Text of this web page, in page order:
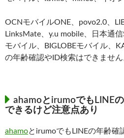
OCNモバイルONE、povo2.0、
LinksMate、y.u mobile、日本通
モバイル、BIGLOBEモバイル、
の年齢確認やID検索はできません
ahamoとirumoでもLINE
できるけど注意点あり
ahamoとirumoでもLINEの年齢確